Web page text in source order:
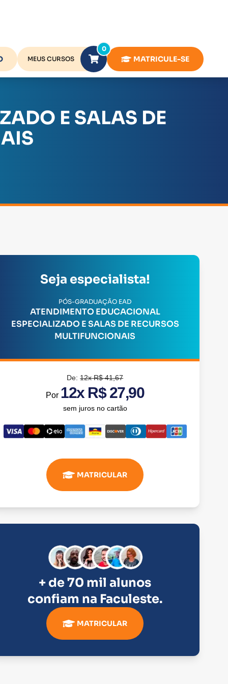
MEUS CURSOS
0
MATRICULE-SE
E SALAS DE
Seja especialista!
PÓS-GRADUAÇÃO EAD
ATENDIMENTO EDUCACIONAL
ESPECIALIZADO E SALAS DE RECURSOS
MULTIFUNCIONAIS
De:12x R$ 41,67
Por 12x R$ 27,90
sem juros no cartão
MATRICULAR
+ de 70 mil alunos
confiam na Faculeste.
MATRICULAR